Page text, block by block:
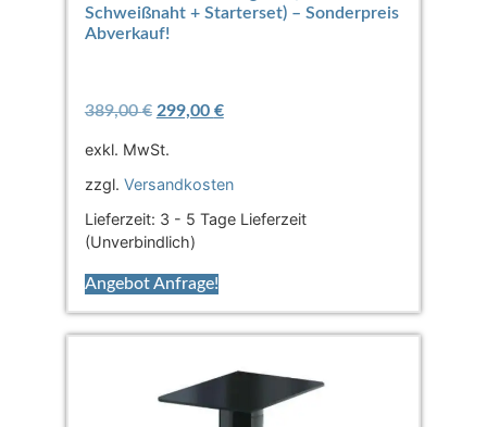
Schweißnaht + Starterset) – Sonderpreis
Abverkauf!
389,00€ 299,00 €
exkl. MwSt.
zzgl. Versandkosten
Lieferzeit: 3 - 5 Tage Lieferzeit
(Unverbindlich)
Angebot Anfrage!